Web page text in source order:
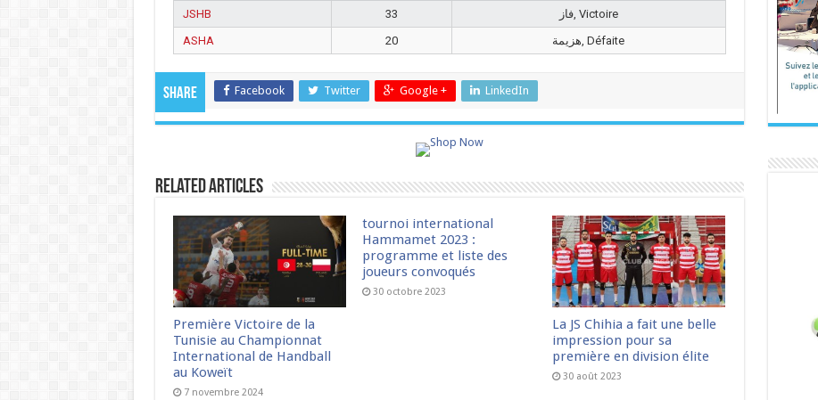
JSHB 33
فاز, Victoire
ASHA
20 هزيمة, Défaite
Share Facebook Twitter Google + LinkedIn
Related Articles
Première Victoire de la
Tunisie au Championnat
International de Handball
au Koweït
7 novembre 2024
tournoi international
Hammamet 2023 :
programme et liste des
joueurs convoqués
30 octobre 2023
La JS Chihia a fait une belle
impression pour sa
première en division élite
30 août 2023